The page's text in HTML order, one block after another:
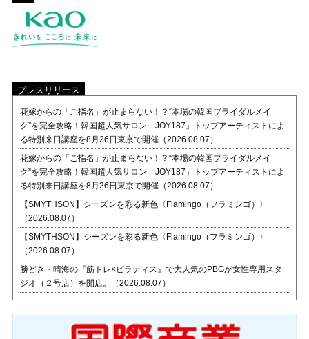
プレスリリース
花嫁からの「ご指名」が止まらない！？“本場の韓国ブライダルメイ
ク”を完全攻略！韓国超人気サロン「JOY187」トップアーティストによ
る特別来日講座を8月26日東京で開催（2026.08.07）
花嫁からの「ご指名」が止まらない！？“本場の韓国ブライダルメイ
ク”を完全攻略！韓国超人気サロン「JOY187」トップアーティストによ
る特別来日講座を8月26日東京で開催（2026.08.07）
【SMYTHSON】シーズンを彩る新色〈Flamingo（フラミンゴ）〉
（2026.08.07）
【SMYTHSON】シーズンを彩る新色〈Flamingo（フラミンゴ）〉
（2026.08.07）
勝どき・晴海の『筋トレ×ピラティス』で大人気のPBGが女性専用スタ
ジオ（２号店）を開店。（2026.08.07）